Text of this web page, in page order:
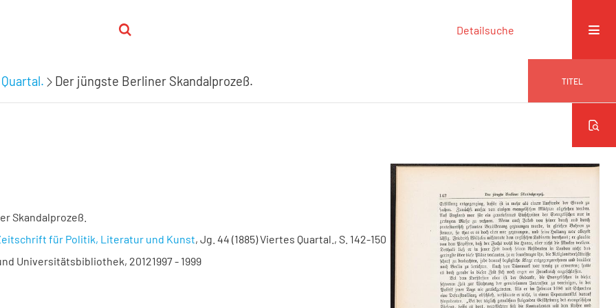
Detailsuche
Der jüngste Berliner Skandalprozeß. TITEL
Skandalprozeß.
für Politik, Literatur und Kunst, Jg. 44 (1885) Viertes Quartal., S. 142-150
Universitätsbibliothek, 20121997 - 1999